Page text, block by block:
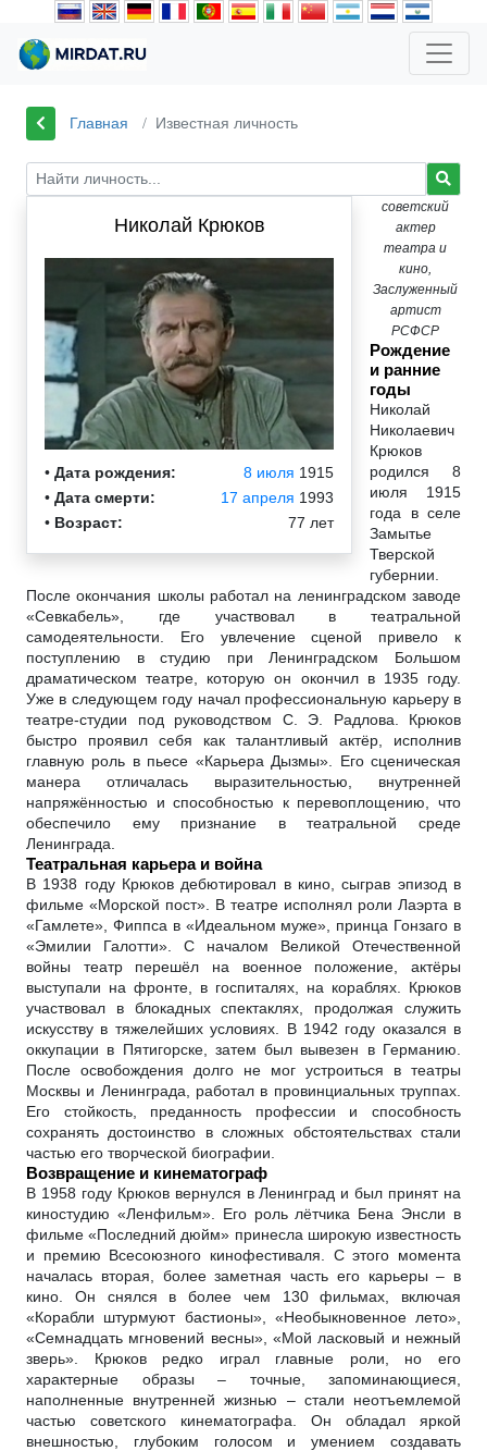
Главная Известная личность
Николай Крюков
• Дата рождения: 8 июля 1915
• Дата смерти: 17 апреля 1993
• Возраст: 77 лет
советский
актер
театра и
кино,
Заслуженный
артист
РСФСР
Рождение
и ранние
годы
Николай
Николаевич
Крюков
родился 8
июля 1915
года в селе
Замытье
Тверской
губернии.
После окончания школы работал на ленинградском заводе
«Севкабель», где участвовал в театральной
самодеятельности. Его увлечение сценой привело к
поступлению в студию при Ленинградском Большом
драматическом театре, которую он окончил в 1935 году.
Уже в следующем году начал профессиональную карьеру в
театре-студии под руководством С. Э. Радлова. Крюков
быстро проявил себя как талантливый актёр, исполнив
главную роль в пьесе «Карьера Дызмы». Его сценическая
манера отличалась выразительностью, внутренней
напряжённостью и способностью к перевоплощению, что
обеспечило ему признание в театральной среде
Ленинграда.
Театральная карьера и война
В 1938 году Крюков дебютировал в кино, сыграв эпизод в
фильме «Морской пост». В театре исполнял роли Лаэрта в
«Гамлете», Фиппса в «Идеальном муже», принца Гонзаго в
«Эмилии Галотти». С началом Великой Отечественной
войны театр перешёл на военное положение, актёры
выступали на фронте, в госпиталях, на кораблях. Крюков
участвовал в блокадных спектаклях, продолжая служить
искусству в тяжелейших условиях. В 1942 году оказался в
оккупации в Пятигорске, затем был вывезен в Германию.
После освобождения долго не мог устроиться в театры
Москвы и Ленинграда, работал в провинциальных труппах.
Его стойкость, преданность профессии и способность
сохранять достоинство в сложных обстоятельствах стали
частью его творческой биографии.
Возвращение и кинематограф
В 1958 году Крюков вернулся в Ленинград и был принят на
киностудию «Ленфильм». Его роль лётчика Бена Энсли в
фильме «Последний дюйм» принесла широкую известность
и премию Всесоюзного кинофестиваля. С этого момента
началась вторая, более заметная часть его карьеры – в
кино. Он снялся в более чем 130 фильмах, включая
«Корабли штурмуют бастионы», «Необыкновенное лето»,
«Семнадцать мгновений весны», «Мой ласковый и нежный
зверь». Крюков редко играл главные роли, но его
характерные образы – точные, запоминающиеся,
наполненные внутренней жизнью – стали неотъемлемой
частью советского кинематографа. Он обладал яркой
внешностью, глубоким голосом и умением создавать